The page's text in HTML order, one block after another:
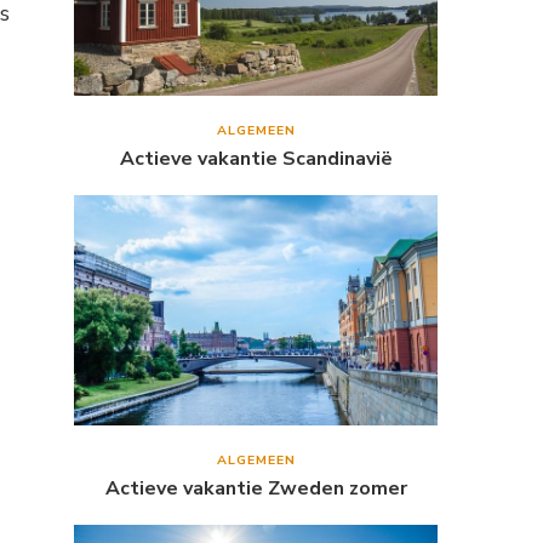
ALGEMEEN
Actieve vakantie Scandinavië
ALGEMEEN
Actieve vakantie Zweden zomer